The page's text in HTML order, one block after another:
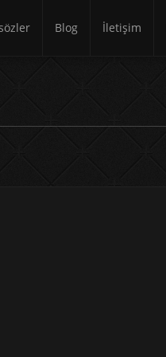
Blog İletişim